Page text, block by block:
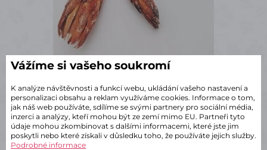
✔ Skladem – odeslání do 2 dnů
Repens frosted orange small -
30 ks
661 Kč s DPH
Vážíme si vašeho soukromí
K analýze návštěvnosti a funkcí webu, ukládání vašeho nastavení a
personalizaci obsahu a reklam využíváme cookies. Informace o tom,
jak náš web používáte, sdílíme se svými partnery pro sociální média,
inzerci a analýzy, kteří mohou být ze zemí mimo EU. Partneři tyto
údaje mohou zkombinovat s dalšími informacemi, které jste jim
poskytli nebo které získali v důsledku toho, že používáte jejich služby.
Podrobné informace